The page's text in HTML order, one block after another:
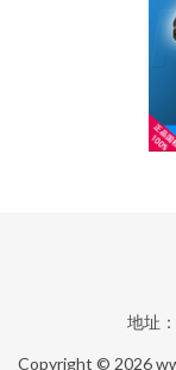
地址
Copyright © 2026